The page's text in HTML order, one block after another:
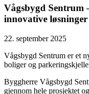
Vågsbygd
innovative løsninger
22. september 2025
Vågsbygd Sentrum er et
boliger og
Byggherre Vågsbygd
gjennom hele prosjektet